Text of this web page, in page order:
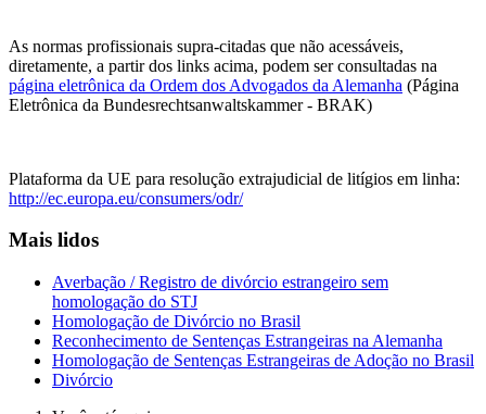
As normas profissionais supra-citadas que não acessáveis,
diretamente, a partir dos links acima, podem ser consultadas na
página eletrônica da Ordem dos Advogados da Alemanha (Página
Eletrônica da Bundesrechtsanwaltskammer - BRAK)
Plataforma da UE para resolução extrajudicial de litígios em linha:
http://ec.europa.eu/consumers/odr/
Mais lidos
Averbação / Registro de divórcio estrangeiro sem
homologação do STJ
Homologação de Divórcio no Brasil
Reconhecimento de Sentenças Estrangeiras na Alemanha
Homologação de Sentenças Estrangeiras de Adoção no Brasil
Divórcio